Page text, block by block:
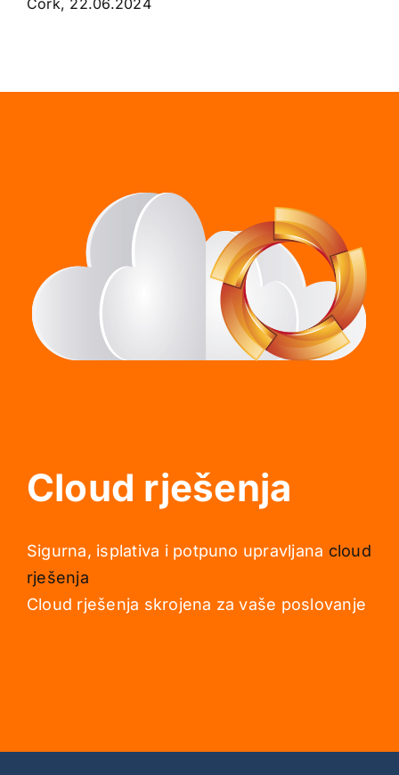
Cloud rješenja
Sigurna, isplativa i potpuno upravljana cloud
rješenja
Cloud rješenja skrojena za vaše poslovanje